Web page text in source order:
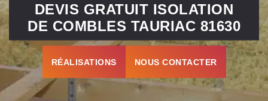
DEVIS GRATUIT ISOLATION
DE COMBLES TAURIAC 81630
RÉALISATIONS NOUS CONTACTER